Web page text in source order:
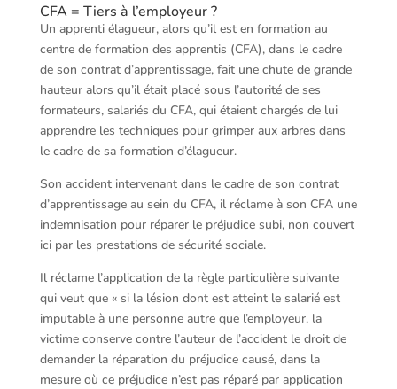
CFA = Tiers à l’employeur ?
Un apprenti élagueur, alors qu’il est en formation au
centre de formation des apprentis (CFA), dans le cadre
de son contrat d’apprentissage, fait une chute de grande
hauteur alors qu’il était placé sous l’autorité de ses
formateurs, salariés du CFA, qui étaient chargés de lui
apprendre les techniques pour grimper aux arbres dans
le cadre de sa formation d’élagueur.
Son accident intervenant dans le cadre de son contrat
d’apprentissage au sein du CFA, il réclame à son CFA une
indemnisation pour réparer le préjudice subi, non couvert
ici par les prestations de sécurité sociale.
Il réclame l’application de la règle particulière suivante
qui veut que « si la lésion dont est atteint le salarié est
imputable à une personne autre que l’employeur, la
victime conserve contre l’auteur de l’accident le droit de
demander la réparation du préjudice causé, dans la
mesure où ce préjudice n’est pas réparé par application